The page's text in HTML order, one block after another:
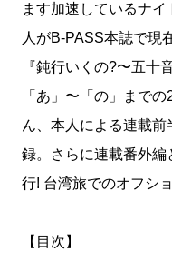
ます加速しているナ
人がB-PASS本誌で現
『鈍行いくの?〜五十
「あ」〜「の」まで
ん、本人による連載
録。さらに連載番外編
行! 台湾旅でのオフシ
【目次】